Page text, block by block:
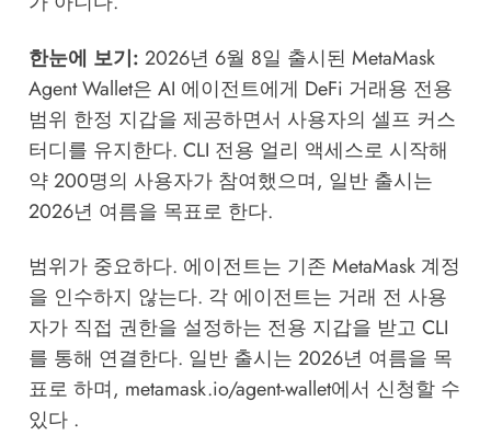
한눈에 보기: 2026년 6월 8일 출시된 MetaMask
Agent Wallet은 AI 에이전트에게 DeFi 거래용 전용
범위 한정 지갑을 제공하면서 사용자의 셀프 커스
터디를 유지한다. CLI 전용 얼리 액세스로 시작해
약 200명의 사용자가 참여했으며, 일반 출시는
2026년 여름을 목표로 한다.
범위가 중요하다. 에이전트는 기존 MetaMask 계정
을 인수하지 않는다. 각 에이전트는 거래 전 사용
자가 직접 권한을 설정하는 전용 지갑을 받고 CLI
를 통해 연결한다. 일반 출시는 2026년 여름을 목
표로 하며, metamask.io/agent-wallet에서 신청할 수
있다 .